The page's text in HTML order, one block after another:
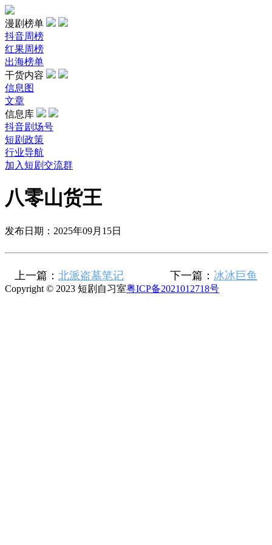
漫剧榜单
抖音周榜
红果周榜
出海榜单
干货内容
信息图
文章
信息库
抖音剧场号
短剧政策
行业导航
加入短剧交流群
八零山货王
发布日期：2025年09月15日
上一篇： 北派盗墓笔记 下一篇： 冰冰巨鱼
Copyright © 2023 短剧自习室粤ICP备2021012718号